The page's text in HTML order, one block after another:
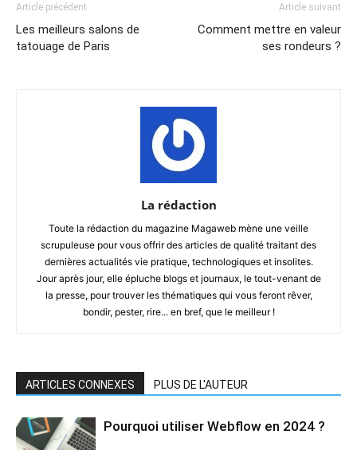
Article précédent
Les meilleurs salons de
tatouage de Paris
Article suivant
Comment mettre en valeur
ses rondeurs ?
La rédaction
Toute la rédaction du magazine Magaweb mène une veille
scrupuleuse pour vous offrir des articles de qualité traitant des
dernières actualités vie pratique, technologiques et insolites.
Jour après jour, elle épluche blogs et journaux, le tout-venant de
la presse, pour trouver les thématiques qui vous feront rêver,
bondir, pester, rire... en bref, que le meilleur !
ARTICLES CONNEXES PLUS DE L'AUTEUR
Pourquoi utiliser Webflow en 2024 ?